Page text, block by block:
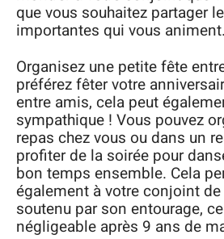
que vous souhaitez partager
importantes qui vous animent.
Organisez une petite fête
préférez fêter votre
entre amis, cela peut
sympathique ! Vous pouvez
repas chez vous ou dans un
profiter de la soirée pour
bon temps ensemble. Cela
également à votre conjoint
soutenu par son entourage,
négligeable après 9 ans de